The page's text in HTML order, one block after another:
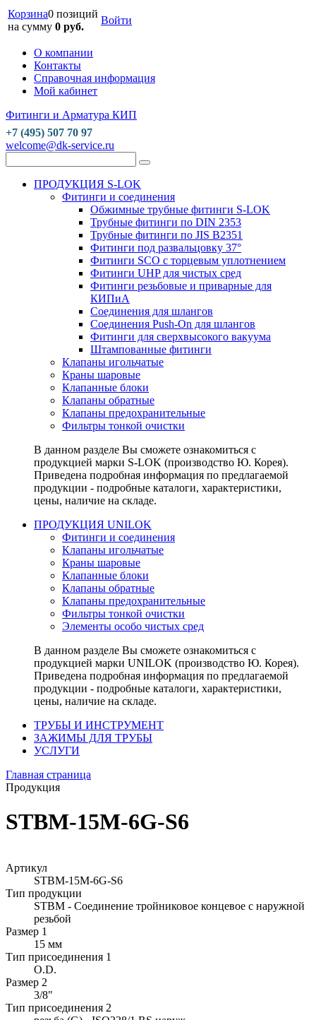
Корзина0 позиций
на сумму 0 руб.
Войти
О компании
Контакты
Справочная информация
Мой кабинет
Фитинги и Арматура КИП
+7 (495) 507 70 97
welcome@dk-service.ru
ПРОДУКЦИЯ S-LOK
Фитинги и соединения
Обжимные трубные фитинги S-LOK
Трубные фитинги по DIN 2353
Трубные фитинги по JIS B2351
Фитинги под развальцовку 37°
Фитинги SCO с торцевым уплотнением
Фитинги UHP для чистых сред
Фитинги резьбовые и приварные для
КИПиА
Соединения для шлангов
Соединения Push-On для шлангов
Фитинги для сверхвысокого вакуума
Штампованные фитинги
Клапаны игольчатые
Краны шаровые
Клапанные блоки
Клапаны обратные
Клапаны предохранительные
Фильтры тонкой очистки
В данном разделе Вы сможете ознакомиться с
продукцией марки S-LOK (производство Ю. Корея).
Приведена подробная информация по предлагаемой
продукции - подробные каталоги, характеристики,
цены, наличие на складе.
ПРОДУКЦИЯ UNILOK
Фитинги и соединения
Клапаны игольчатые
Краны шаровые
Клапанные блоки
Клапаны обратные
Клапаны предохранительные
Фильтры тонкой очистки
Элементы особо чистых сред
В данном разделе Вы сможете ознакомиться с
продукцией марки UNILOK (производство Ю. Корея).
Приведена подробная информация по предлагаемой
продукции - подробные каталоги, характеристики,
цены, наличие на складе.
ТРУБЫ И ИНСТРУМЕНТ
ЗАЖИМЫ ДЛЯ ТРУБЫ
УСЛУГИ
Главная страница
Продукция
STBM-15M-6G-S6
Артикул
STBM-15M-6G-S6
Тип продукции
STBM - Соединение тройниковое концевое с наружной
резьбой
Размер 1
15 мм
Тип присоединения 1
O.D.
Размер 2
3/8"
Тип присоединения 2